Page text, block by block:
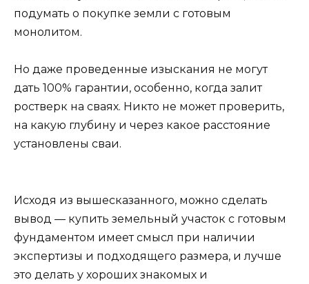
подумать о покупке земли с готовым
монолитом.
Но даже проведенные изыскания не могут
дать 100% гарантии, особенно, когда залит
ростверк на сваях. Никто не может проверить,
на какую глубину и через какое расстояние
установлены сваи.
Исходя из вышесказанного, можно сделать
вывод — купить земельный участок с готовым
фундаментом имеет смысл при наличии
экспертизы и подходящего размера, и лучше
это делать у хороших знакомых и